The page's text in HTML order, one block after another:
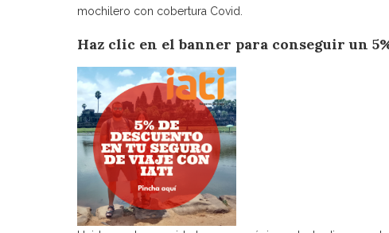
mochilero con cobertura Covid.
Haz clic en el banner para conseguir un